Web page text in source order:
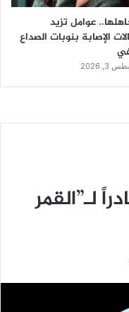
عوامل تزيد
الإصابة بنوبات الصداع
3, 2026